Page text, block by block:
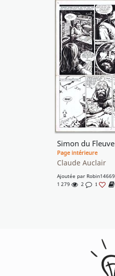
Page intérieure
Claude Auclair
Ajoutée par Robin14669
1 279
2 1